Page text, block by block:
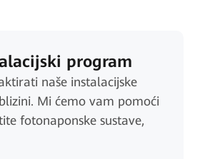
program
naše instalacijske
Mi ćemo vam pomoći
fotonaponske sustave,